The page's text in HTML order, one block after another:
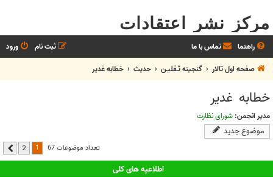
مرکز نشر اعتقادات
راهنما تماس با ما ورود
ثبت نام
صفحه اول تالار
گنجینه ثـقلیـن حديث خطابه غدیر
خطابه غدیر
مدیر انجمن: شورای نظارت
موضوع جدید
تعداد موضوعات 67 2 بعدی
اطلاعیه های کلی